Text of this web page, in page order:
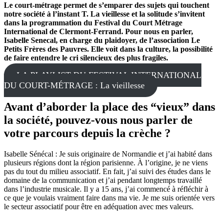
Le court-métrage permet de s’emparer des sujets qui touchent
notre société à l’instant T. La vieillesse et la solitude s’invitent
dans la programmation du Festival du Court Métrage
International de Clermont-Ferrand. Pour nous en parler,
Isabelle Senecal, en charge du plaidoyer, de l’association Le
Petits Frères des Pauvres. Elle voit dans la culture, la possibilité
de faire entendre le cri silencieux des plus fragiles.
LA PLAYLIST DU FESTIVAL INTERNATIONAL
DU COURT-MÉTRAGE : La vieillesse
Avant d’aborder la place des “vieux” dans
la société, pouvez-vous nous parler de
votre parcours depuis la crèche ?
Isabelle Sénécal : Je suis originaire de Normandie et j’ai habité dans
plusieurs régions dont la région parisienne. À l’origine, je ne viens
pas du tout du milieu associatif. En fait, j’ai suivi des études dans le
domaine de la communication et j’ai pendant longtemps travaillé
dans l’industrie musicale. Il y a 15 ans, j’ai commencé à réfléchir à
ce que je voulais vraiment faire dans ma vie. Je me suis orientée vers
le secteur associatif pour être en adéquation avec mes valeurs.